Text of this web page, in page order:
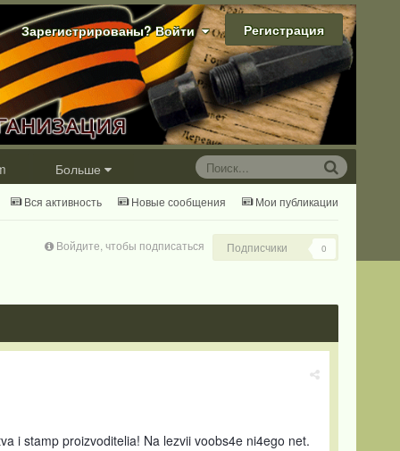
Зарегистрированы? Войти Регистрация
Больше
Вся активность Новые сообщения Мои публикации
Войдите, чтобы подписаться Подписчики 0
i stamp proizvoditelia! Na lezvii voobs4e ni4ego net.